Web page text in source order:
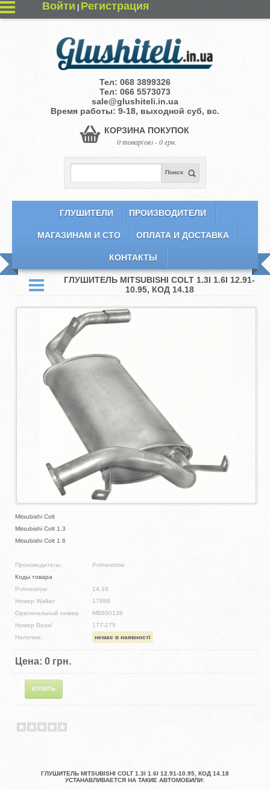
Войти|Регистрация
Тел: 068 3899326
Тел: 066 5573073
sale@glushiteli.in.ua
Время работы: 9-18, выходной суб, вс.
КОРЗИНА ПОКУПОК
0 товар(ов) - 0 грн.
Поиск
ГЛУШИТЕЛИ ПРОИЗВОДИТЕЛИ
МАГАЗИНАМ И СТО ОПЛАТА И ДОСТАВКА
КОНТАКТЫ
ГЛУШИТЕЛЬ MITSUBISHI COLT 1.3I 1.6I 12.91-
10.95, КОД 14.18
Mitsubishi Colt
Mitsubishi Colt 1.3
Mitsubishi Colt 1.6
Производитель:
Polmostrow
Коды товара
Polmostrow
14.18
Номер Walker
17888
Оригинальный номер
MB890136
Номер Bosal
177-275
Наличие:
немає в наявності
Цена:0 грн.
ГЛУШИТЕЛЬ MITSUBISHI COLT 1.3I 1.6I 12.91-10.95, КОД 14.18
УСТАНАВЛИВАЕТСЯ НА ТАКИЕ АВТОМОБИЛИ: